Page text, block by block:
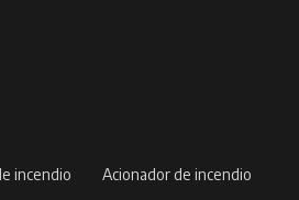
incendio acionador de incendio